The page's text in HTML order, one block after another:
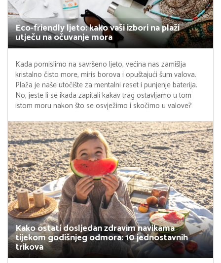
Eco-friendly ljeto: kako vaši izbori na plaži
utječu na očuvanje mora
Kada pomislimo na savršeno ljeto, većina nas zamišlja
kristalno čisto more, miris borova i opuštajući šum valova.
Plaža je naše utočište za mentalni reset i punjenje baterija.
No, jeste li se ikada zapitali kakav trag ostavljamo u tom
istom moru nakon što se osvježimo i skočimo u valove?
Kako ostati dosljedan zdravim navikama
tijekom godišnjeg odmora: 10 jednostavnih
trikova